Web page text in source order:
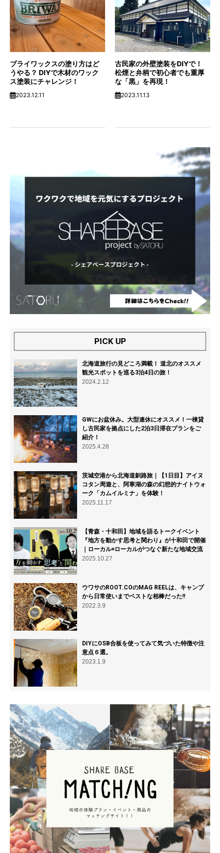
ブライワックスの塗り方はど
うやる？ DIYで木材のワック
ス塗装にチャレンジ！
2023.12.11
古民家の外壁塗装をDIYで！
松煙と弁柄で初心者でも重厚
な「黒」を再現！
2023.11.13
PICK UP
北海道旅行の見どころ満載！ 道北のオススメ
観光スポットを巡る3泊4日の旅！
2024.2.12
GWにお盆休み。大型連休にオススメ！一棟貸
し古民家を拠点にした2泊3日滞在プランをご
紹介！
2025.4.28
茨城空港から北海道釧路旅｜【1日目】アイヌ
コタン周遊と、阿寒湖の森の幻想的ナイトウォ
ーク「カムイルミナ」を体験！
2025.11.17
【青森・十和田】地域を語るトークイベント
『地方を動かす思考と関わり』が十和田で開催
｜ローカル×ローカルがつなぐ新たな地域交流
2025.10.27
ウワサのROOT.COのMAG REELは、キャンプ
から日常使いまでベストな相棒だった!!
2022.3.9
DIYにOSB合板を使ってみて気づいた特徴や注
意点６選。
2023.1.9